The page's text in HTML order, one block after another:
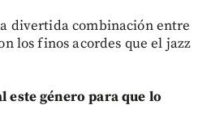
divertida combinación entre
los finos acordes que el jazz
este género para que lo